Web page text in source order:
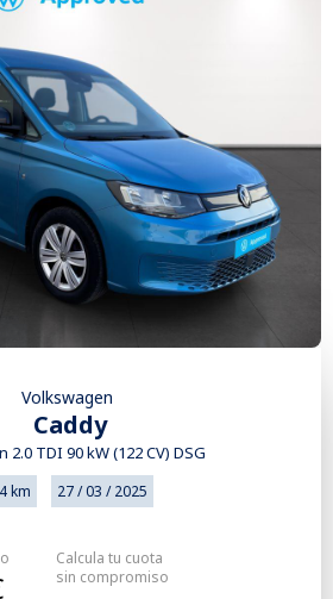
Volkswagen
Caddy
2.0 TDI 90 kW (122 CV) DSG
km 27 / 03 / 2025
Calcula tu cuota
sin compromiso